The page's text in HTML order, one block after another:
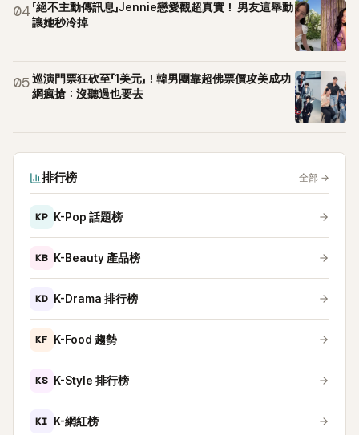
04 「絕不主動傳訊息」Jennie戀愛觀超真實！ 男友這舉動
讓她秒冷掉
05巡演門票狂砍至「1美元」！韓男團靠超佛票價攻美成功
網瘋搶：沒聽過也要去
排行榜 全部 →
KP K-Pop 話題榜
KB K-Beauty 產品榜
KD K-Drama 排行榜
KF K-Food 趨勢
KS K-Style 排行榜
KI K-網紅榜